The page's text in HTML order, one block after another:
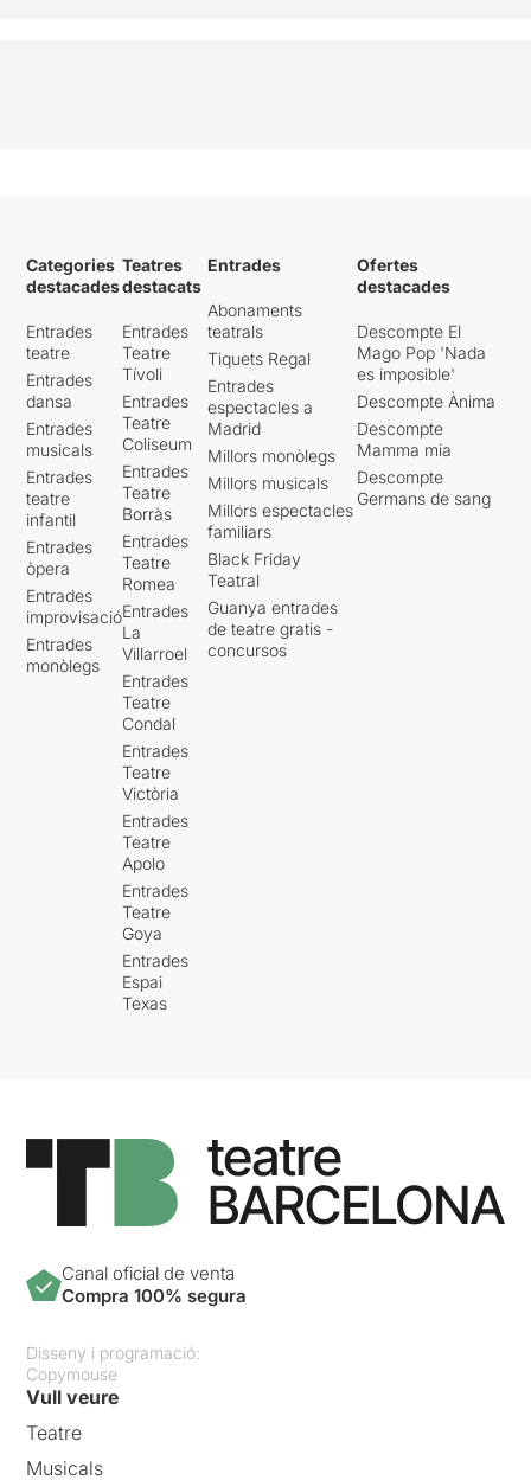
Categories
destacades
Entrades
teatre
Entrades
dansa
Entrades
musicals
Entrades
teatre
infantil
Entrades
òpera
Entrades
improvisació
Entrades
monòlegs
Teatres
destacats
Entrades
Teatre
Tívoli
Entrades
Teatre
Coliseum
Entrades
Teatre
Borràs
Entrades
Teatre
Romea
Entrades
La
Villarroel
Entrades
Teatre
Condal
Entrades
Teatre
Victòria
Entrades
Teatre
Apolo
Entrades
Teatre
Goya
Entrades
Espai
Texas
Entrades
Abonaments
teatrals
Tiquets Regal
Entrades
espectacles a
Madrid
Millors monòlegs
Millors musicals
Millors espectacles
familiars
Black Friday
Teatral
Guanya entrades
de teatre gratis -
concursos
Ofertes
destacades
Descompte El
Mago Pop 'Nada
es imposible'
Descompte Ànima
Descompte
Mamma mia
Descompte
Germans de sang
Canal oficial de venta
Compra 100% segura
Disseny i programació:
Copymouse
Vull veure
Teatre
Musicals